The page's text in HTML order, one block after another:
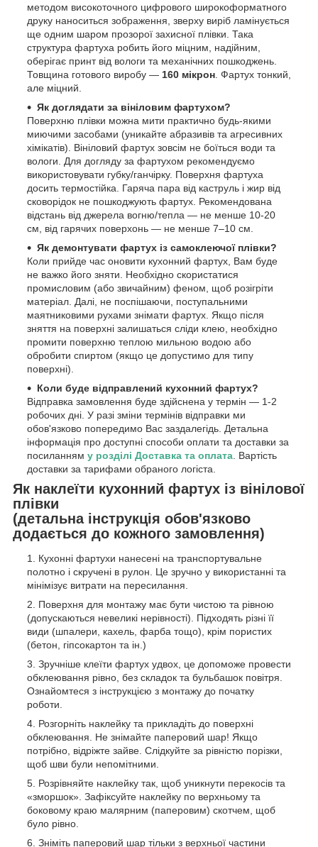
методом високоточного цифрового широкоформатного
друку наноситься зображення, зверху виріб ламінується
ще одним шаром прозорої захисної плівки. Така
структура фартуха робить його міцним, надійним,
оберігає принт від вологи та механічних пошкоджень.
Товщина готового виробу — 160 мікрон . Фартух тонкий,
але міцний.
Як доглядати за вініловим фартухом?
Поверхню плівки можна мити практично будь-якими
миючими засобами (уникайте абразивів та агресивних
хімікатів). Вініловий фартух зовсім не боїться води та
вологи. Для догляду за фартухом рекомендуємо
використовувати губку/ганчірку. Поверхня фартуха
досить термостійка. Гаряча пара від каструль і жир від
сковорідок не пошкоджують фартух. Рекомендована
відстань від джерела вогню/тепла — не менше 10-20
см, від гарячих поверхонь — не менше 7–10 см.
Як демонтувати фартух із самоклеючої плівки?
Коли прийде час оновити кухонний фартух, Вам буде
не важко його зняти. Необхідно скористатися
промисловим (або звичайним) феном, щоб розігріти
матеріал. Далі, не поспішаючи, поступальними
маятниковими рухами знімати фартух. Якщо після
зняття на поверхні залишаться сліди клею, необхідно
промити поверхню теплою мильною водою або
обробити спиртом (якщо це допустимо для типу
поверхні).
Коли буде відправлений кухонний фартух?
Відправка замовлення буде здійснена у термін — 1-2
робочих дні. У разі зміни термінів відправки ми
обов'язково попередимо Вас заздалегідь. Детальна
інформація про доступні способи оплати та доставки за
посиланням у розділі Доставка та оплата . Вартість
доставки за тарифами обраного логіста.
Як наклеїти кухонний фартух із вінілової
плівки
(детальна інструкція обов'язково
додається до кожного замовлення)
Кухонні фартухи нанесені на транспортувальне
полотно і скручені в рулон. Це зручно у використанні та
мінімізує витрати на пересилання.
Поверхня для монтажу має бути чистою та рівною
(допускаються невеликі нерівності). Підходять різні її
види (шпалери, кахель, фарба тощо), крім пористих
(бетон, гіпсокартон та ін.)
Зручніше клеїти фартух удвох, це допоможе провести
обклеювання рівно, без складок та бульбашок повітря.
Ознайомтеся з інструкцією з монтажу до початку
роботи.
Розгорніть наклейку та прикладіть до поверхні
обклеювання. Не знімайте паперовий шар! Якщо
потрібно, відріжте зайве. Слідкуйте за рівністю порізки,
щоб шви були непомітними.
Розрівняйте наклейку так, щоб уникнути перекосів та
«зморшок». Зафіксуйте наклейку по верхньому та
боковому краю малярним (паперовим) скотчем, щоб
було рівно.
Зніміть паперовий шар тільки з верхньої частини